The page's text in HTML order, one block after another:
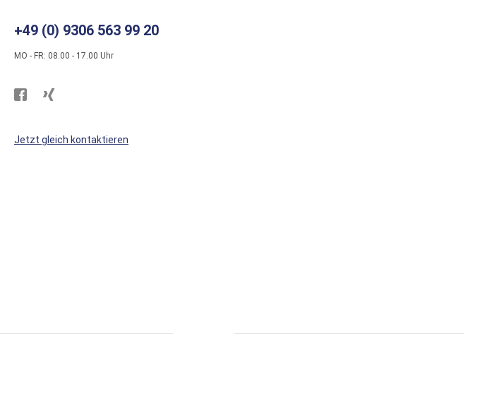
+49 (0) 9306 563 99 20
MO - FR: 08.00 - 17.00 Uhr
Besuchen
WS
WS
Jetzt gleich kontaktieren